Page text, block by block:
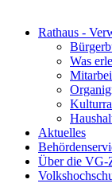
Rathaus -
Was
Aktuelles
Über die VG-